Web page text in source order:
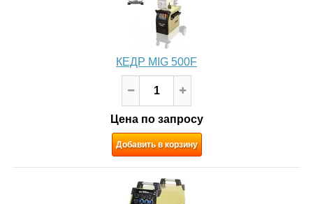
КЕДР MIG 500F
Цена по запросу
Добавить в корзину